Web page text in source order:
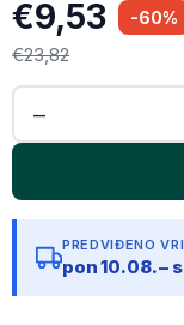
€23,82
€9,53 -60%
PREDVIĐENO
pon 10.08. –